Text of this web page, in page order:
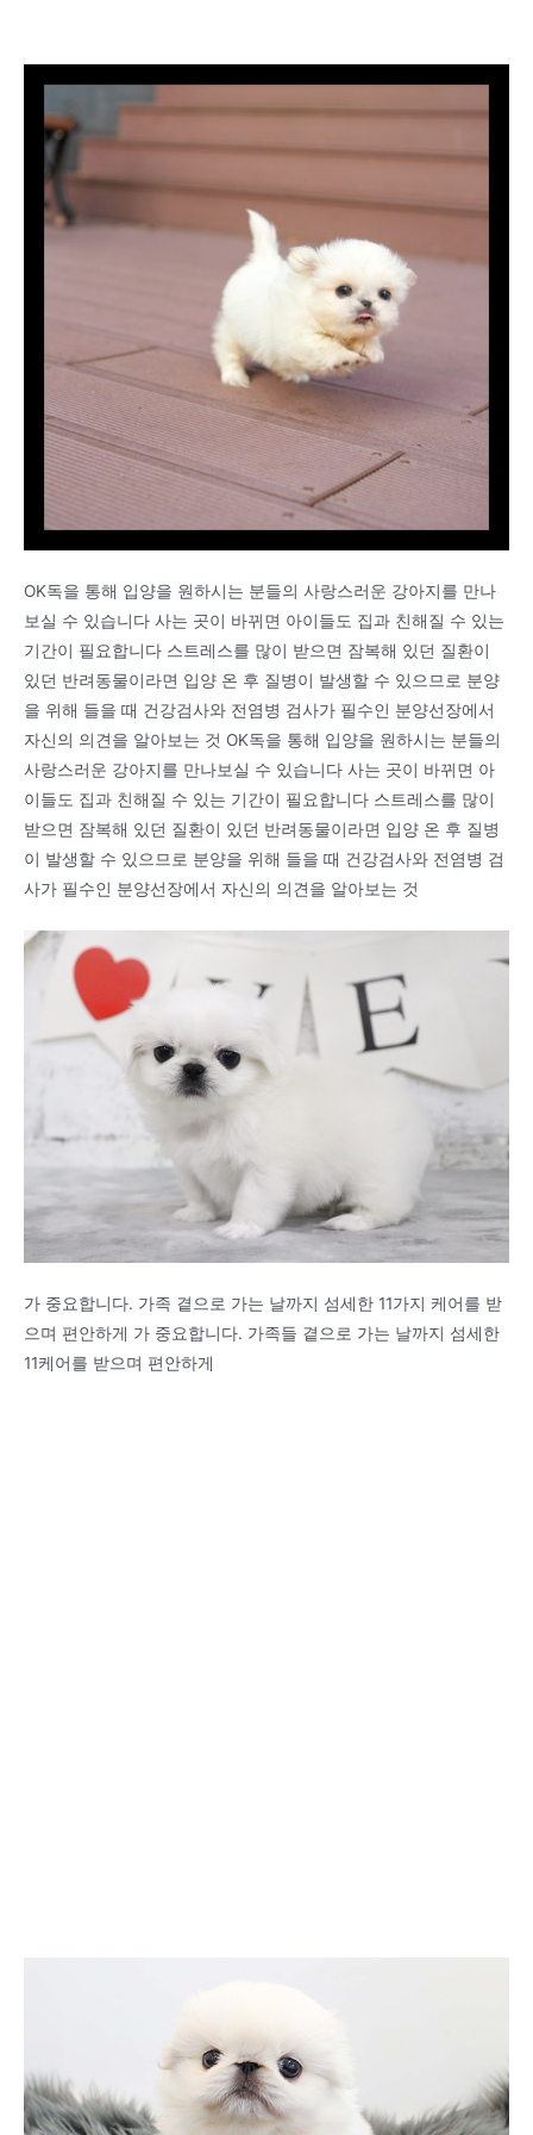
OK독을 통해 입양을 원하시는 분들의 사랑스러운 강아지를 만나
보실 수 있습니다 사는 곳이 바뀌면 아이들도 집과 친해질 수 있는
기간이 필요합니다 스트레스를 많이 받으면 잠복해 있던 질환이
있던 반려동물이라면 입양 온 후 질병이 발생할 수 있으므로 분양
을 위해 들을 때 건강검사와 전염병 검사가 필수인 분양선장에서
자신의 의견을 알아보는 것 OK독을 통해 입양을 원하시는 분들의
사랑스러운 강아지를 만나보실 수 있습니다 사는 곳이 바뀌면 아
이들도 집과 친해질 수 있는 기간이 필요합니다 스트레스를 많이
받으면 잠복해 있던 질환이 있던 반려동물이라면 입양 온 후 질병
이 발생할 수 있으므로 분양을 위해 들을 때 건강검사와 전염병 검
사가 필수인 분양선장에서 자신의 의견을 알아보는 것
가 중요합니다. 가족 곁으로 가는 날까지 섬세한 11가지 케어를 받
으며 편안하게 가 중요합니다. 가족들 곁으로 가는 날까지 섬세한
11케어를 받으며 편안하게